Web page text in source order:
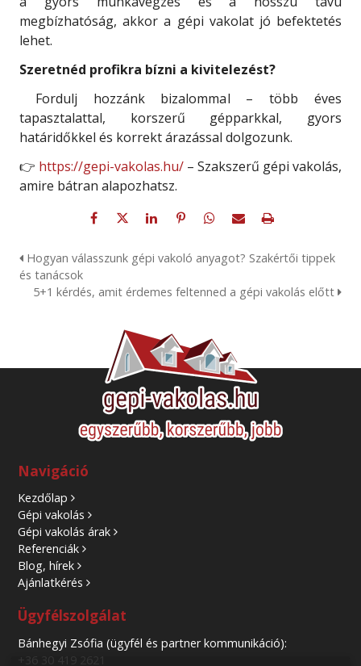
megbízhatóság, akkor a gépi vakolat jó befektetés
lehet.
Szeretnéd profikra bízni a kivitelezést?
Fordulj hozzánk bizalommal – több éves
tapasztalattal, korszerű gépparkkal, gyors
határidőkkel és korrekt árazással dolgozunk.
👉 https://gepi-vakolas.hu/ – Szakszerű gépi vakolás,
amire bátran alapozhatsz.
Hogyan válasszunk gépi vakoló anyagot? Szakértői tippek
és tanácsok
5+1 kérdés, amit érdemes feltenned a gépi vakolás előtt
Navigáció
Kezdőlap
Gépi vakolás
Gépi vakolás árak
Referenciák
Blog, hírek
Ajánlatkérés
Ügyfélszolgálat
Bánhegyi Zsófia (ügyfél és partner kommunikáció):